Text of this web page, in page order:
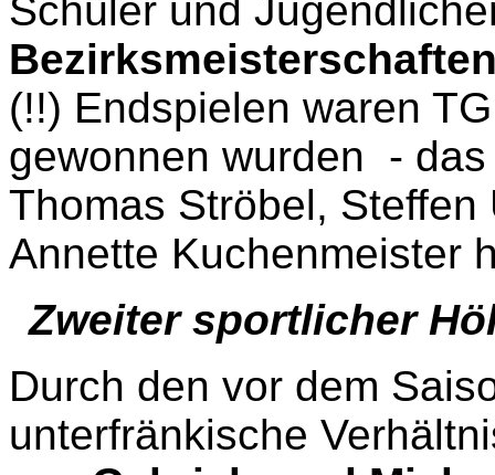
Schüler und
(!!) Endspielen waren
gewonnen wurden -
Thomas Ströbel,
Annette Kuchenmeister
Zweiter sportlicher
Durch den vor dem
unterfränkische